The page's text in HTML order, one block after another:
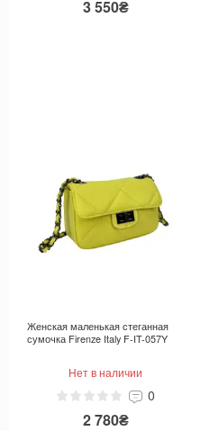
3 550₴
Женская маленькая стеганная
сумочка Firenze Italy F-IT-057Y
Нет в наличии
0
2 780₴